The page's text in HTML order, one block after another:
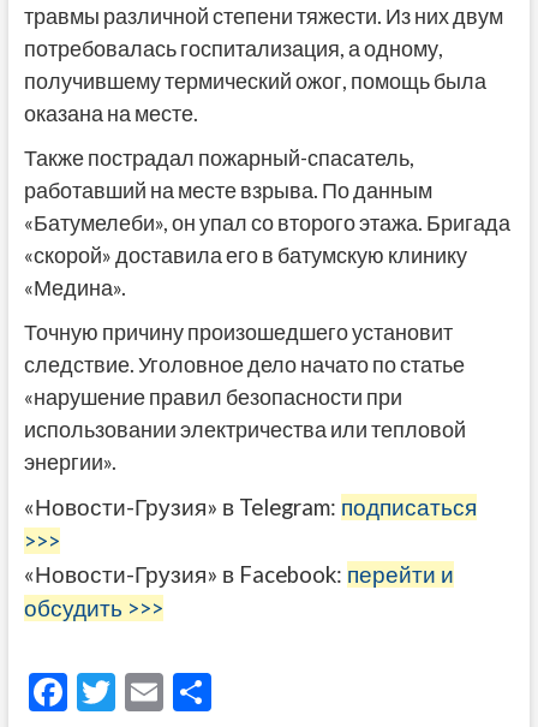
травмы различной степени тяжести. Из них двум
потребовалась госпитализация, а одному,
получившему термический ожог, помощь была
оказана на месте.
Также пострадал пожарный-спасатель,
работавший на месте взрыва. По данным
«Батумелеби», он упал со второго этажа. Бригада
«скорой» доставила его в батумскую клинику
«Медина».
Точную причину произошедшего установит
следствие. Уголовное дело начато по статье
«нарушение правил безопасности при
использовании электричества или тепловой
энергии».
«Новости-Грузия» в Telegram: подписаться
>>>
«Новости-Грузия» в Facebook: перейти и
обсудить >>>
F T E О